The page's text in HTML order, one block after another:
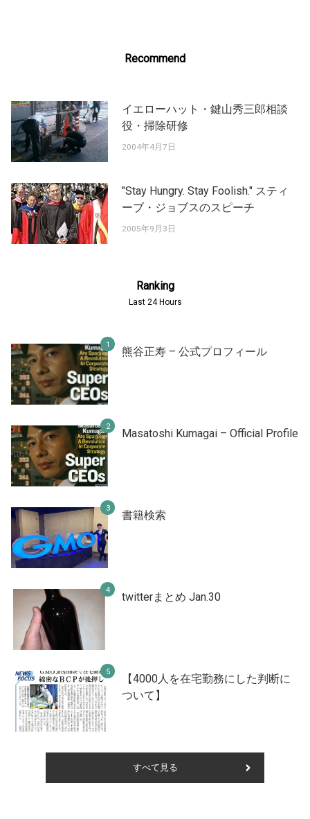
Recommend
イエローハット・鍵山秀三郎相談
役・掃除研修
2004年4月7日
"Stay Hungry. Stay Foolish." スティ
ーブ・ジョブスのスピーチ
2005年9月3日
Ranking
Last 24 Hours
熊谷正寿 – 公式プロフィール
Masatoshi Kumagai – Official Profile
書籍検索
twitterまとめ Jan.30
【4000人を在宅勤務にした判断に
ついて】
すべて見る